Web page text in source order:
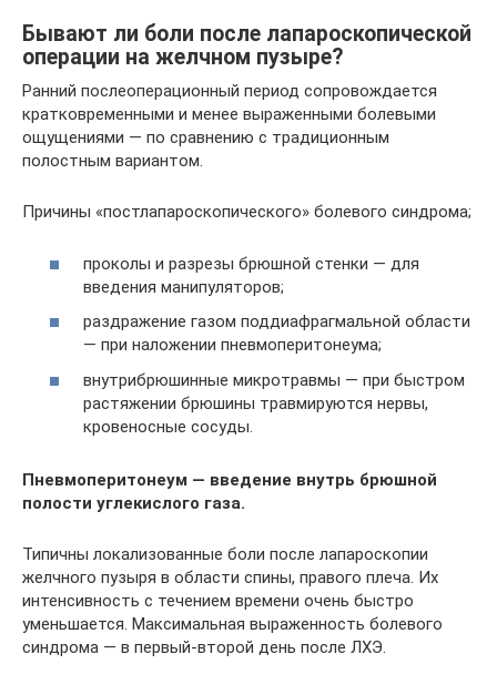
Бывают ли боли после лапароскопической
операции на желчном пузыре?
Ранний послеоперационный период сопровождается
кратковременными и менее выраженными болевыми
ощущениями — по сравнению с традиционным
полостным вариантом.
Причины «постлапароскопического» болевого синдрома;
проколы и разрезы брюшной стенки — для
введения манипуляторов;
раздражение газом поддиафрагмальной области
— при наложении пневмоперитонеума;
внутрибрюшинные микротравмы — при быстром
растяжении брюшины травмируются нервы,
кровеносные сосуды.
Пневмоперитонеум — введение внутрь брюшной
полости углекислого газа.
Типичны локализованные боли после лапароскопии
желчного пузыря в области спины, правого плеча. Их
интенсивность с течением времени очень быстро
уменьшается. Максимальная выраженность болевого
синдрома — в первый-второй день после ЛХЭ.